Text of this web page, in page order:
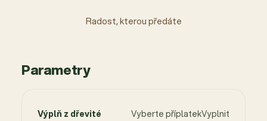
Radost, kterou předáte
Parametry
Výplň z dřevité
Vyberte příplatekVyplnit